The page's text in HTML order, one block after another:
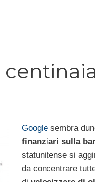
Googlesembra
finanziari sulla
statunitense si
da concentrare